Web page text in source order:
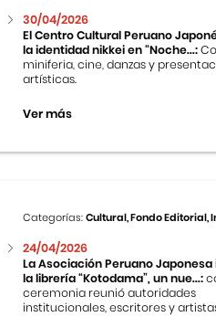
30/04/2026
El Centro Cultural Peruano
la identidad nikkei en “Noche...:
miniferia, cine, danzas y
artísticas.
Ver más
Categorías:Cultural, Fondo Editorial,
24/04/2026
La Asociación Peruano
la librería “Kotodama”, un nue...:
ceremonia reunió autoridades
institucionales, escritores y